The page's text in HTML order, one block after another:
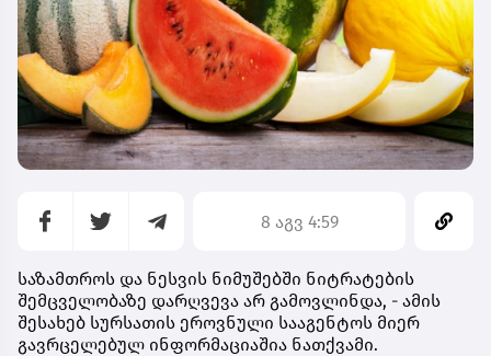
8 აგვ 4:59
საზამთროს და ნესვის ნიმუშებში ნიტრატების
შემცველობაზე დარღვევა არ გამოვლინდა, - ამის
შესახებ სურსათის ეროვნული სააგენტოს მიერ
გავრცელებულ ინფორმაციაშია ნათქვამი.